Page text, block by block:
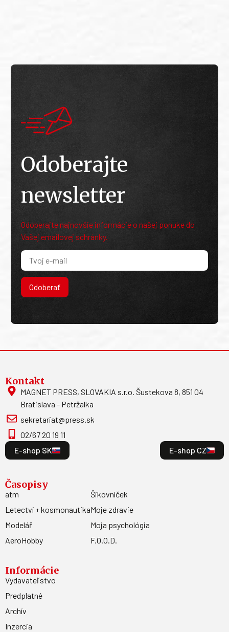
Odoberajte
newsletter
Odoberajte najnovšie informácie o našej ponuke do
Vašej emailovej schránky.
Odoberať
Kontakt
MAGNET PRESS, SLOVAKIA s.r.o. Šustekova 8, 851 04
Bratislava - Petržalka
sekretariat@press.sk
02/67 20 19 11
E-shop SK
E-shop CZ
Časopisy
atm
Letectví + kosmonautika
Modelář
AeroHobby
Šikovníček
Moje zdravie
Moja psychológia
F.O.O.D.
Informácie
Vydavateľstvo
Predplatné
Archív
Inzercia